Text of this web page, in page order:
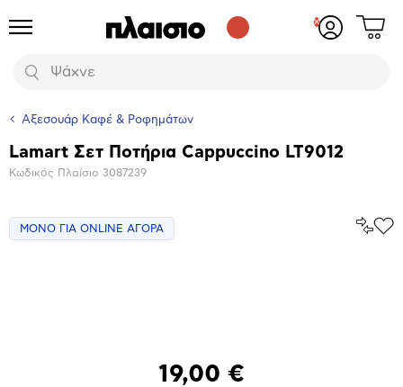
Προϊόντα
Αναζήτηση
Δες
Αξεσουάρ Καφέ & Ροφημάτων
Βασικά
Lamart Σετ Ποτήρια Cappuccino LT9012
Κωδικός Πλαίσιο 3087239
ΜΟΝΟ ΓΙΑ ONLINE ΑΓΟΡΑ
19,00 €